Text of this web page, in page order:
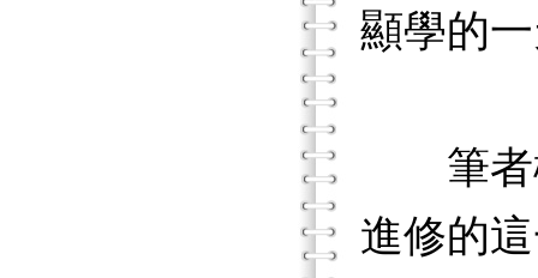
顯學的
筆者構
進修的